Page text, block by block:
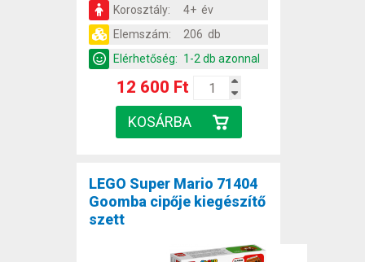
Korosztály:
4+ év
Elemszám:
206 db
Elérhetőség: 1-2 db azonnal
12 600 Ft
LEGO Super Mario 71404
Goomba cipője kiegészítő
szett